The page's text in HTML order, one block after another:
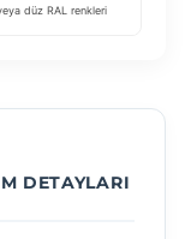
düz RAL renkleri
DETAYLARI